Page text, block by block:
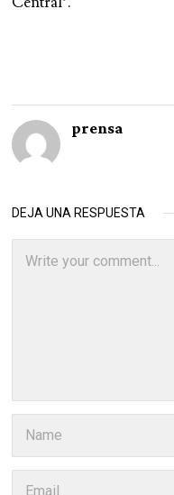
prensa
DEJA UNA RESPUESTA